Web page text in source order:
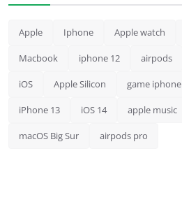
Apple Iphone Apple watch
Macbook iphone 12 airpods
iOS Apple Silicon game iphone
iPhone 13 iOS 14 apple music
macOS Big Sur airpods pro